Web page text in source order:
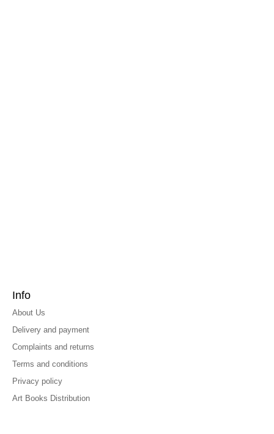
Info
About Us
Delivery and payment
Complaints and returns
Terms and conditions
Privacy policy
Art Books Distribution